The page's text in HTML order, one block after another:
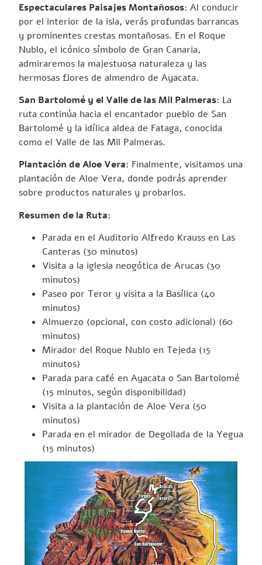
Espectaculares Paisajes Montañosos: Al conducir
por el interior de la isla, verás profundas barrancas
y prominentes crestas montañosas. En el Roque
Nublo, el icónico símbolo de Gran Canaria,
admiraremos la majestuosa naturaleza y las
hermosas flores de almendro de Ayacata.
San Bartolomé y el Valle de las Mil Palmeras: La
ruta continúa hacia el encantador pueblo de San
Bartolomé y la idílica aldea de Fataga, conocida
como el Valle de las Mil Palmeras.
Plantación de Aloe Vera: Finalmente, visitamos una
plantación de Aloe Vera, donde podrás aprender
sobre productos naturales y probarlos.
Resumen de la Ruta:
Parada en el Auditorio Alfredo Krauss en Las
Canteras (30 minutos)
Visita a la iglesia neogótica de Arucas (30
minutos)
Paseo por Teror y visita a la Basílica (40
minutos)
Almuerzo (opcional, con costo adicional) (60
minutos)
Mirador del Roque Nublo en Tejeda (15
minutos)
Parada para café en Ayacata o San Bartolomé
(15 minutos, según disponibilidad)
Visita a la plantación de Aloe Vera (50
minutos)
Parada en el mirador de Degollada de la Yegua
(15 minutos)